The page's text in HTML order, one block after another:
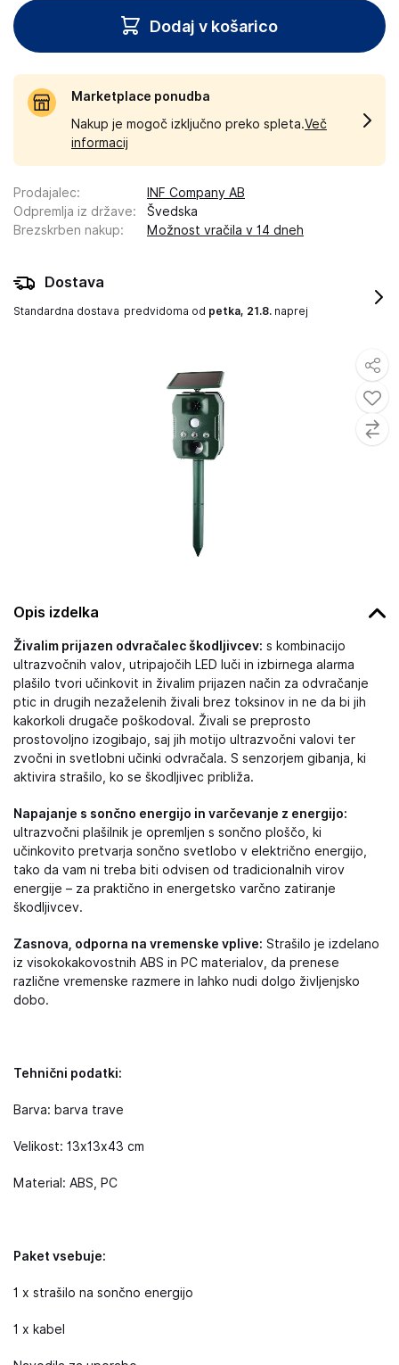
Opis izdelka
Živalim prijazen odvračalec škodljivcev: s kombinacijo
ultrazvočnih valov, utripajočih LED luči in izbirnega alarma
plašilo tvori učinkovit in živalim prijazen način za odvračanje
ptic in drugih nezaželenih živali brez toksinov in ne da bi jih
kakorkoli drugače poškodoval. Živali se preprosto
prostovoljno izogibajo, saj jih motijo ultrazvočni valovi ter
zvočni in svetlobni učinki odvračala. S senzorjem gibanja, ki
aktivira strašilo, ko se škodljivec približa.
Napajanje s sončno energijo in varčevanje z energijo:
ultrazvočni plašilnik je opremljen s sončno ploščo, ki
učinkovito pretvarja sončno svetlobo v električno energijo,
tako da vam ni treba biti odvisen od tradicionalnih virov
energije – za praktično in energetsko varčno zatiranje
škodljivcev.
Zasnova, odporna na vremenske vplive: Strašilo je izdelano
iz visokokakovostnih ABS in PC materialov, da prenese
različne vremenske razmere in lahko nudi dolgo življenjsko
dobo.
Tehnični podatki:
Barva: barva trave
Velikost: 13x13x43 cm
Material: ABS, PC
Paket vsebuje:
1 x strašilo na sončno energijo
1 x kabel
Dodaj v košarico
Marketplace ponudba
Nakup je mogoč izključno preko spleta.Več
informacij
Prodajalec:
INF Company AB
Odpremlja iz države:
Švedska
Brezskrben nakup: Možnost vračila v 14 dneh
Dostava
Standardna dostava predvidoma od petka, 21.8. naprej